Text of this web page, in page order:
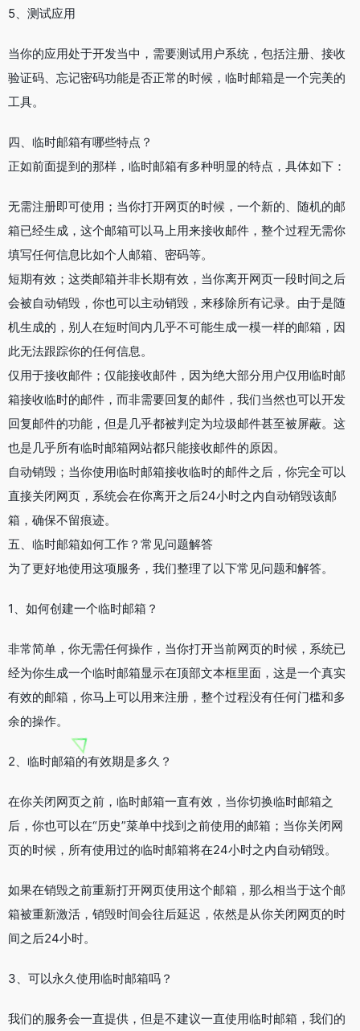
5、测试应用
当你的应用处于开发当中，需要测试用户系统，包括注册、接收
验证码、忘记密码功能是否正常的时候，临时邮箱是一个完美的
工具。
四、临时邮箱有哪些特点？
正如前面提到的那样，临时邮箱有多种明显的特点，具体如下：
无需注册即可使用；当你打开网页的时候，一个新的、随机的邮
箱已经生成，这个邮箱可以马上用来接收邮件，整个过程无需你
填写任何信息比如个人邮箱、密码等。
短期有效；这类邮箱并非长期有效，当你离开网页一段时间之后
会被自动销毁，你也可以主动销毁，来移除所有记录。由于是随
机生成的，别人在短时间内几乎不可能生成一模一样的邮箱，因
此无法跟踪你的任何信息。
仅用于接收邮件；仅能接收邮件，因为绝大部分用户仅用临时邮
箱接收临时的邮件，而非需要回复的邮件，我们当然也可以开发
回复邮件的功能，但是几乎都被判定为垃圾邮件甚至被屏蔽。这
也是几乎所有临时邮箱网站都只能接收邮件的原因。
自动销毁；当你使用临时邮箱接收临时的邮件之后，你完全可以
直接关闭网页，系统会在你离开之后24小时之内自动销毁该邮
箱，确保不留痕迹。
五、临时邮箱如何工作？常见问题解答
为了更好地使用这项服务，我们整理了以下常见问题和解答。
1、如何创建一个临时邮箱？
非常简单，你无需任何操作，当你打开当前网页的时候，系统已
经为你生成一个临时邮箱显示在顶部文本框里面，这是一个真实
有效的邮箱，你马上可以用来注册，整个过程没有任何门槛和多
余的操作。
2、临时邮箱的有效期是多久？
在你关闭网页之前，临时邮箱一直有效，当你切换临时邮箱之
后，你也可以在“历史”菜单中找到之前使用的邮箱；当你关闭网
页的时候，所有使用过的临时邮箱将在24小时之内自动销毁。
如果在销毁之前重新打开网页使用这个邮箱，那么相当于这个邮
箱被重新激活，销毁时间会往后延迟，依然是从你关闭网页的时
间之后24小时。
3、可以永久使用临时邮箱吗？
我们的服务会一直提供，但是不建议一直使用临时邮箱，我们的